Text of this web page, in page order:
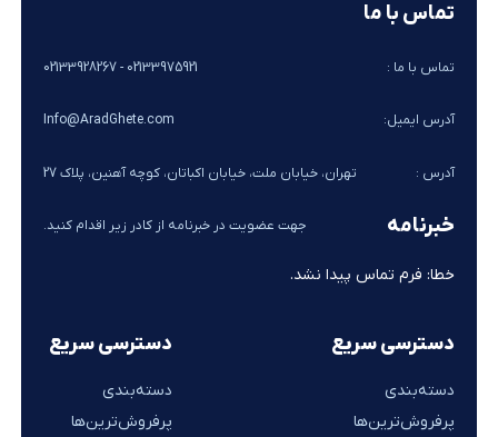
دسترسی سریع
دسته‌بندی
پرفروش‌ترین‌ها
تماس با ما
تماس با ما : 02133975921 - 02133928267
آدرس ایمیل: Info@AradGhete.com
آدرس : تهران، خیابان ملت، خیابان اکباتان، کوچه آهنین، پلاک 27
خبرنامه جهت عضویت در خبرنامه از کادر زیر اقدام کنید.
خطا: فرم تماس پیدا نشد.
دسترسی سریع
دسته‌بندی
پرفروش‌ترین‌ها